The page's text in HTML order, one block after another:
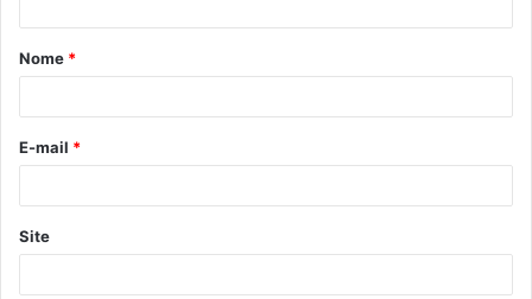
á
r
*
Nome *
E-mail *
Site